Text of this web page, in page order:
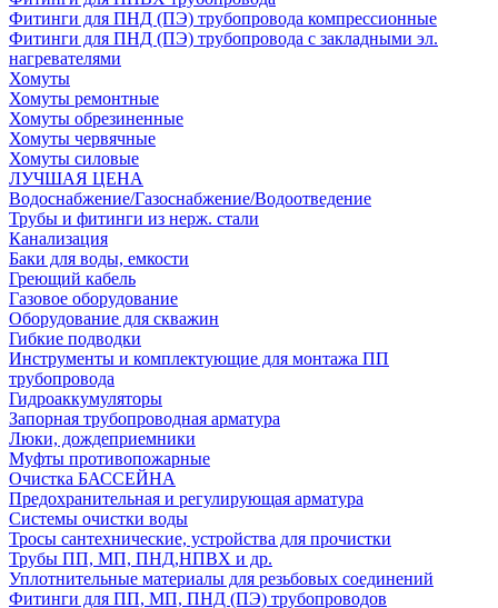
Фитинги для ПНД (ПЭ) трубопровода компрессионные
Фитинги для ПНД (ПЭ) трубопровода с закладными эл.
нагревателями
Хомуты
Хомуты ремонтные
Хомуты обрезиненные
Хомуты червячные
Хомуты силовые
ЛУЧШАЯ ЦЕНА
Водоснабжение/Газоснабжение/Водоотведение
Трубы и фитинги из нерж. стали
Канализация
Баки для воды, емкости
Греющий кабель
Газовое оборудование
Оборудование для скважин
Гибкие подводки
Инструменты и комплектующие для монтажа ПП
трубопровода
Гидроаккумуляторы
Запорная трубопроводная арматура
Люки, дождеприемники
Муфты противопожарные
Очистка БАССЕЙНА
Предохранительная и регулирующая арматура
Системы очистки воды
Тросы сантехнические, устройства для прочистки
Трубы ПП, МП, ПНД,НПВХ и др.
Уплотнительные материалы для резьбовых соединений
Фитинги для ПП, МП, ПНД (ПЭ) трубопроводов